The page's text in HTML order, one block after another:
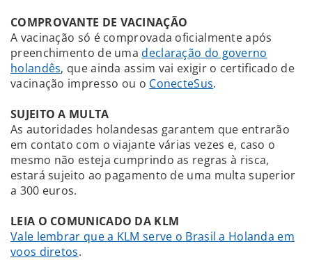
COMPROVANTE DE VACINAÇÃO
A vacinação só é comprovada oficialmente após
preenchimento de umadeclaração do governo
holandês, que ainda assim vai exigir o certificado de
vacinação impresso ou o ConecteSus.
SUJEITO A MULTA
As autoridades holandesas garantem que entrarão
em contato com o viajante várias vezes e, caso o
mesmo não esteja cumprindo as regras à risca,
estará sujeito ao pagamento de uma multa superior
a 300 euros.
LEIA O COMUNICADO DA KLM
Vale lembrar que a KLM serve o Brasil a Holanda em
voos diretos.